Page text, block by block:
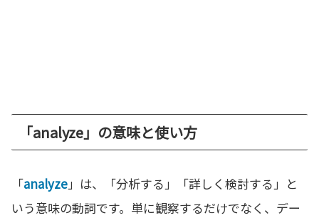
「analyze」の意味と使い方
「analyze」は、「分析する」「詳しく検討する」と
いう意味の動詞です。単に観察するだけでなく、デー